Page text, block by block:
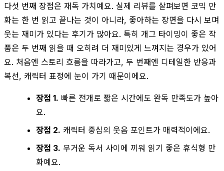
다섯 번째 장점은 재독 가치예요. 실제 리뷰를 살펴보면 코믹 만
화는 한 번 읽고 끝나는 것이 아니라, 좋아하는 장면을 다시 보며
웃는 재미가 있다는 후기가 많아요. 특히 개그 타이밍이 좋은 작
품은 두 번째 읽을 때 오히려 더 재미있게 느껴지는 경우가 있어
요. 처음엔 스토리 흐름을 따라가고, 두 번째엔 디테일한 반응과
복선, 캐릭터 표정에 눈이 가기 때문이에요.
장점 1. 빠른 전개로 짧은 시간에도 완독 만족도가 높아
요.
장점 2. 캐릭터 중심의 웃음 포인트가 매력적이에요.
장점 3. 무거운 독서 사이에 끼워 읽기 좋은 휴식형 만
화예요.